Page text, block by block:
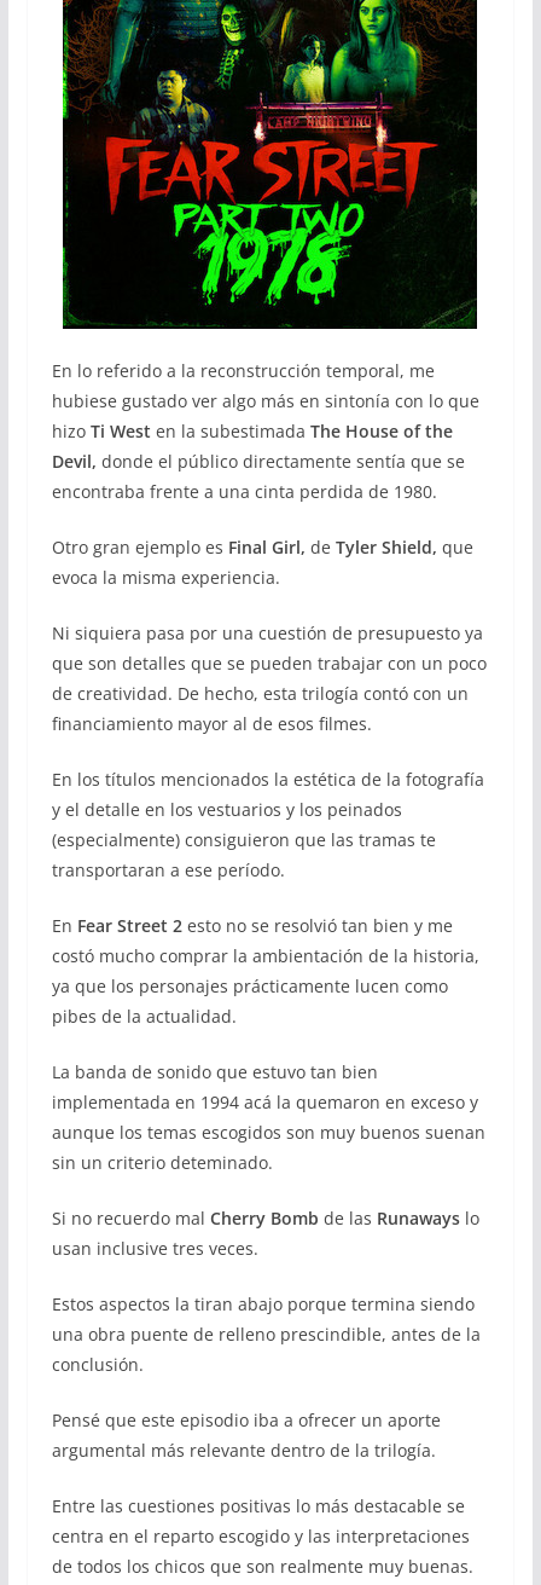
En lo referido a la reconstrucción temporal, me
hubiese gustado ver algo más en sintonía con lo que
hizoTi West en la subestimada The House of the
Devil, donde el público directamente sentía que se
encontraba frente a una cinta perdida de 1980.
Otro gran ejemplo es Final Girl, de Tyler Shield, que
evoca la misma experiencia.
Ni siquiera pasa por una cuestión de presupuesto ya
que son detalles que se pueden trabajar con un poco
de creatividad. De hecho, esta trilogía contó con un
financiamiento mayor al de esos filmes.
En los títulos mencionados la estética de la fotografía
y el detalle en los vestuarios y los peinados
(especialmente) consiguieron que las tramas te
transportaran a ese período.
En Fear Street 2esto no se resolvió tan bien y me
costó mucho comprar la ambientación de la historia,
ya que los personajes prácticamente lucen como
pibes de la actualidad.
La banda de sonido que estuvo tan bien
implementada en 1994 acá la quemaron en exceso y
aunque los temas escogidos son muy buenos suenan
sin un criterio deteminado.
Si no recuerdo mal Cherry Bomb de las Runawayslo
usan inclusive tres veces.
Estos aspectos la tiran abajo porque termina siendo
una obra puente de relleno prescindible, antes de la
conclusión.
Pensé que este episodio iba a ofrecer un aporte
argumental más relevante dentro de la trilogía.
Entre las cuestiones positivas lo más destacable se
centra en el reparto escogido y las interpretaciones
de todos los chicos que son realmente muy buenas.